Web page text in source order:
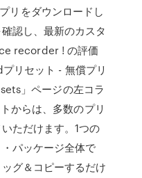
リをダウンロードし
認し、最新のカスタ
recorder ! の評価
リセット - 無償プリ
」ページの左コラ
からは、多数のプリ
ただけます。1つの
パッケージ全体で
グ＆コピーするだけ